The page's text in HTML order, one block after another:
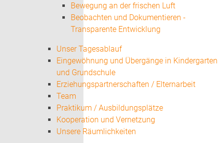
Bewegung an der frischen Luft
Beobachten und Dokumentieren -
Transparente Entwicklung
Unser Tagesablauf
Eingewöhnung und Übergänge in Kindergarten
und Grundschule
Erziehungspartnerschaften / Elternarbeit
Team
Praktikum / Ausbildungsplätze
Kooperation und Vernetzung
Unsere Räumlichkeiten